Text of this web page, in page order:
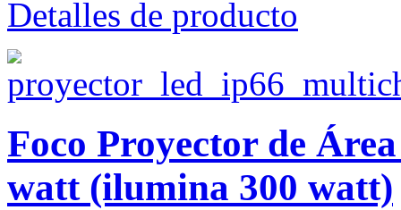
Detalles de producto
Foco Proyector de
watt (ilumina 300 watt)